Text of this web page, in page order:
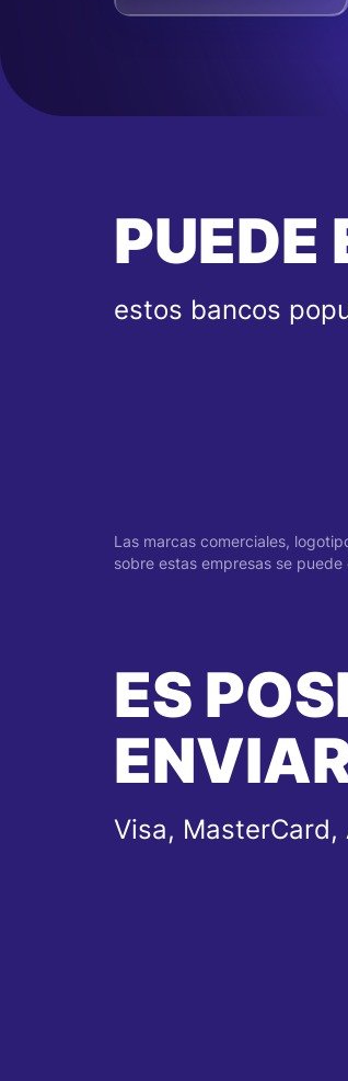
PUEDE
estos bancos
Las marcas comerciales,
sobre estas empresas se
ES
Visa, MasterCard,